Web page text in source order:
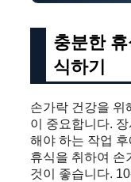
충분한
식하기
손가락 건강을 위
이 중요합니다.
해야 하는 작업
휴식을 취하여 손
것이 좋습니다.